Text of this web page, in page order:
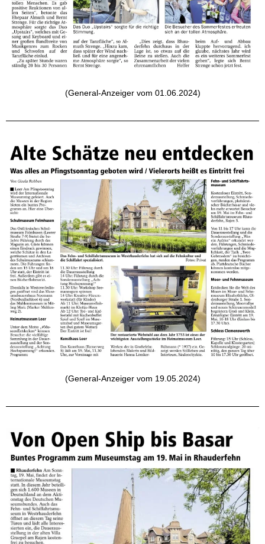
(General-Anzeiger vom 01.06.2024)
(General-Anzeiger vom 19.05.2024)